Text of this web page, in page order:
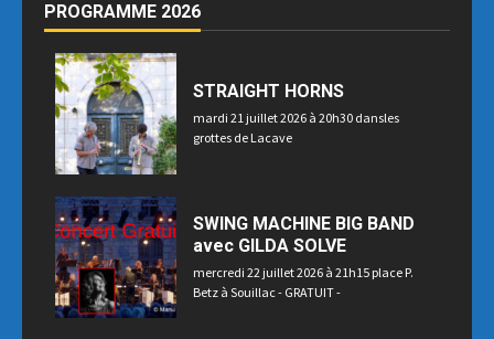
PROGRAMME 2026
STRAIGHT HORNS
mardi 21 juillet 2026 à 20h30 dansles
grottes de Lacave
SWING MACHINE BIG BAND
avec GILDA SOLVE
mercredi 22 juillet 2026 à 21h15 place P.
Betz à Souillac - GRATUIT -